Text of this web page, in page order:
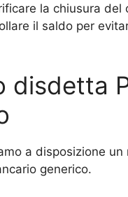
la chiusura del
il saldo per
disdetta
a disposizione un
generico.